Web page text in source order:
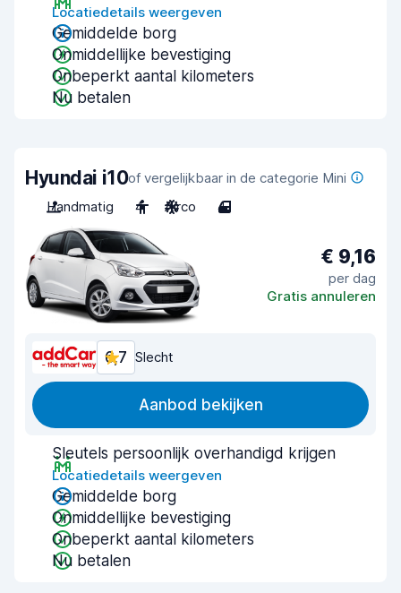
Locatiedetails weergeven
Gemiddelde borg
Onmiddellijke bevestiging
Onbeperkt aantal kilometers
Nu betalen
Hyundai i10of vergelijkbaar in de categorie Mini
Handmatig
4 Airco 4
€ 9,16
per dag
Gratis annuleren
6,7 Slecht
Aanbod bekijken
Sleutels persoonlijk overhandigd krijgen
Locatiedetails weergeven
Gemiddelde borg
Onmiddellijke bevestiging
Onbeperkt aantal kilometers
Nu betalen